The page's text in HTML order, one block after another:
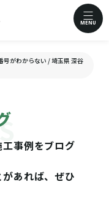
MENU
号がわからない / 埼玉県 深谷
事例をブログ
あれば、ぜひ